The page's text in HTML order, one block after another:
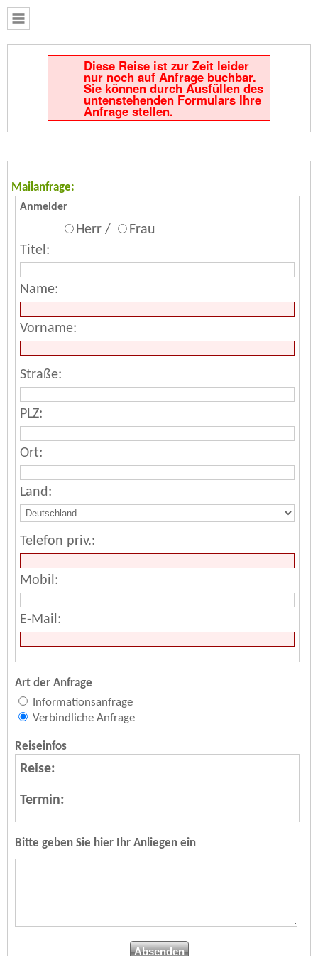
Diese Reise ist zur Zeit leider
nur noch auf Anfrage buchbar.
Sie können durch Ausfüllen des
untenstehenden Formulars Ihre
Anfrage stellen.
Mailanfrage:
Anmelder
Herr /
Frau
Titel:
Name:
Vorname:
Straße:
PLZ:
Ort:
Land:
Telefon priv.:
Mobil:
E-Mail:
Art der Anfrage
Informationsanfrage
Verbindliche Anfrage
Reiseinfos
Reise:
Termin:
Bitte geben Sie hier Ihr Anliegen ein